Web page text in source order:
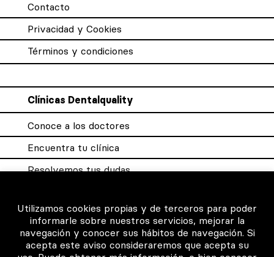
Contacto
Privacidad y Cookies
Términos y condiciones
Clínicas Dentalquality
Conoce a los doctores
Encuentra tu clínica
Resolvemos tus dudas
Para los profesionales
Utilizamos cookies propias y de terceros para poder
informarle sobre nuestros servicios, mejorar la
navegación y conocer sus hábitos de navegación. Si
acepta este aviso consideraremos que acepta su